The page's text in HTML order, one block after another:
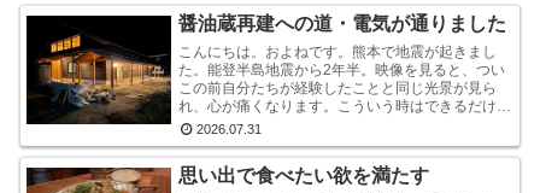
醤油蔵再建への道・電気が通りました
こんにちは。およねです。熊本で地震が起きまし
た。能登半島地震から2年半。映像を見ると、つい
この前自分たちが経験したことと同じ光景が見ら
れ、心が痛くなります。こういう時はできるだけ情
報から離れたほうがいいと言いますが・・・気にな
ります。気にな...
2026.07.31
思い出で食べたい欲を満たす